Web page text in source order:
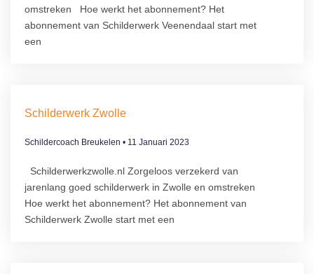
omstreken Hoe werkt het abonnement?​ Het
abonnement van Schilderwerk Veenendaal start met
een
Schilderwerk Zwolle
Schildercoach Breukelen 11 Januari 2023
Schilderwerkzwolle.nl Zorgeloos verzekerd van
jarenlang goed schilderwerk in Zwolle en omstreken
Hoe werkt het abonnement?​ Het abonnement van
Schilderwerk Zwolle start met een